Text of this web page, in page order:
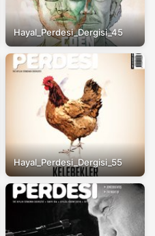
Hayal_Perdesi_Dergisi_45
Hayal_Perdesi_Dergisi_55